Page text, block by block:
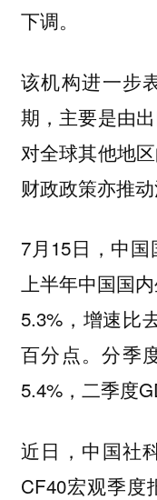
下调。
该机构进一步
期，主要是由
对全球其他地
财政政策亦推动
7月15日，中国
上半年中国国
5.3%，增速比
百分点。分季
5.4%，二季度
近日，中国社
CF40宏观季度